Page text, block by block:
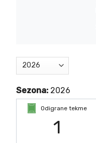
Sezona: 2026
Odigrane tekme
1